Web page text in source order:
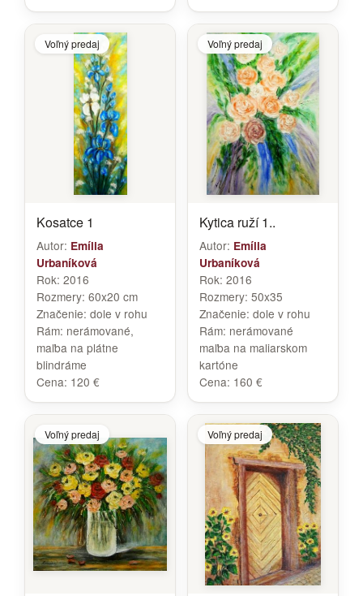
Voľný predaj
Kosatce 1
Autor: Emília
Urbaníková
Rok: 2016
Rozmery: 60x20 cm
Značenie: dole v rohu
Rám: nerámované,
maľba na plátne
blindráme
Cena: 120 €
Voľný predaj
Kytica ruží 1..
Autor: Emília
Urbaníková
Rok: 2016
Rozmery: 50x35
Značenie: dole v rohu
Rám: nerámované
maľba na maliarskom
kartóne
Cena: 160 €
Voľný predaj Voľný predaj